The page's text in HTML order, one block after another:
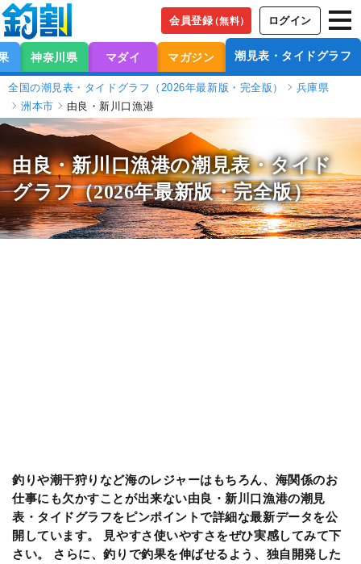
会員登録（無料） ログイン
神奈川県 マダイ マガジン 潮見表・タイドグラフ
全国の潮見表・タイドグラフ（2026年最新版・完全版）
兵庫県
洲本市
由良・新川口漁港
由良・新川口漁港の潮見表・タイド
グラフ（2026年最新版・完全版）
釣りや潮干狩りなど海のレジャーはもちろん、海関係のお
仕事にも欠かすことが出来ない由良・新川口漁港の潮見
表・タイドグラフをピンポイントで詳細な最新データを公
開しています。 見やすさ使いやすさをぜひ実感してみて下
さい。 さらに、釣りで釣果を伸ばせるよう、独自開発した